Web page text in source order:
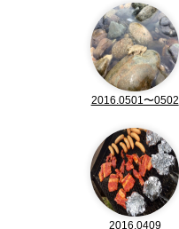
2016.0501〜0502
2016.0409